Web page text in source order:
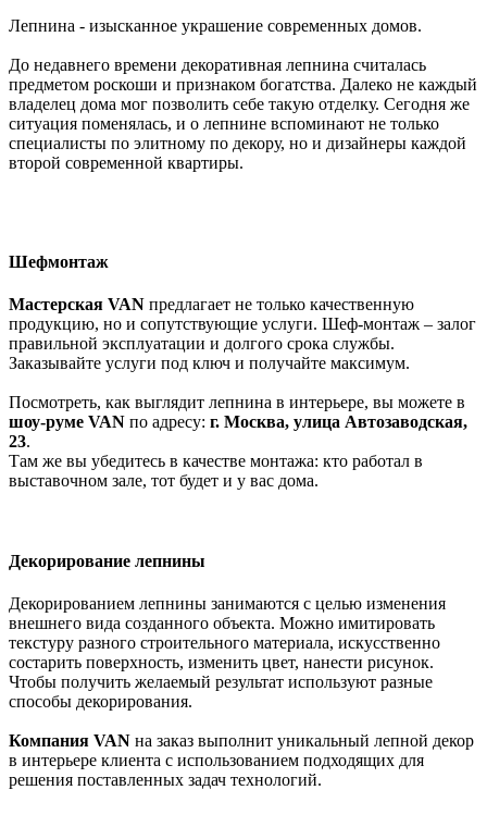
Лепнина - изысканное украшение современных домов.
До недавнего времени декоративная лепнина считалась
предметом роскоши и признаком богатства. Далеко не каждый
владелец дома мог позволить себе такую отделку. Сегодня же
ситуация поменялась, и о лепнине вспоминают не только
специалисты по элитному по декору, но и дизайнеры каждой
второй современной квартиры.
Шефмонтаж
Мастерская VAN предлагает не только качественную
продукцию, но и сопутствующие услуги. Шеф-монтаж – залог
правильной эксплуатации и долгого срока службы.
Заказывайте услуги под ключ и получайте максимум.
Посмотреть, как выглядит лепнина в интерьере, вы можете в
шоу-руме VAN по адресу: г. Москва, улица Автозаводская,
23.
Там же вы убедитесь в качестве монтажа: кто работал в
выставочном зале, тот будет и у вас дома.
Декорирование лепнины
Декорированием лепнины занимаются с целью изменения
внешнего вида созданного объекта. Можно имитировать
текстуру разного строительного материала, искусственно
состарить поверхность, изменить цвет, нанести рисунок.
Чтобы получить желаемый результат используют разные
способы декорирования.
Компания VAN на заказ выполнит уникальный лепной декор
в интерьере клиента с использованием подходящих для
решения поставленных задач технологий.